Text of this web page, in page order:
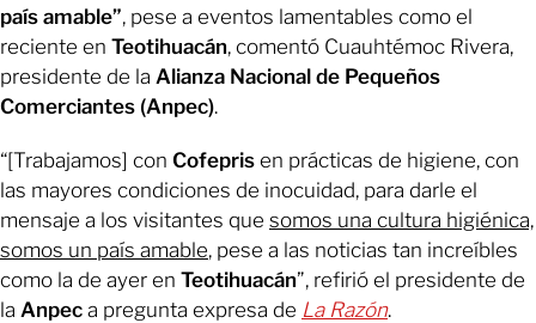
país amable”, pese a eventos lamentables como el
reciente en Teotihuacán, comentó Cuauhtémoc Rivera,
presidente de la Alianza Nacional de Pequeños
Comerciantes (Anpec).
“[Trabajamos] con Cofepris en prácticas de higiene, con
las mayores condiciones de inocuidad, para darle el
mensaje a los visitantes que somos una cultura higiénica,
somos un país amable, pese a las noticias tan increíbles
como la de ayer en Teotihuacán”, refirió el presidente de
la Anpec a pregunta expresa de La Razón.